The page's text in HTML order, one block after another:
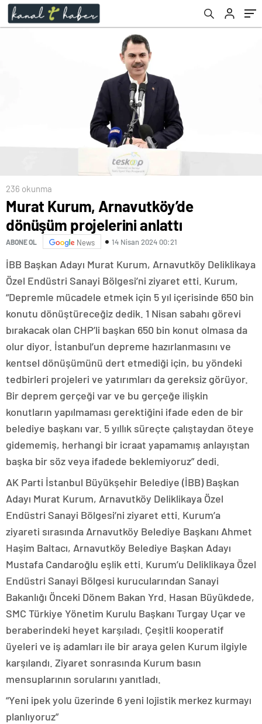
236 okunma
Murat Kurum, Arnavutköy’de
dönüşüm projelerini anlattı
ABONE OL News 14 Nisan 2024 00:21
İBB Başkan Adayı Murat Kurum, Arnavutköy Deliklikaya
Özel Endüstri Sanayi Bölgesi’ni ziyaret etti. Kurum,
“Depremle mücadele etmek için 5 yıl içerisinde 650 bin
konutu dönüştüreceğiz dedik. 1 Nisan sabahı görevi
bırakacak olan CHP’li başkan 650 bin konut olmasa da
olur diyor. İstanbul’un depreme hazırlanmasını ve
kentsel dönüşümünü dert etmediği için, bu yöndeki
tedbirleri projeleri ve yatırımları da gereksiz görüyor.
Bir deprem gerçeği var ve bu gerçeğe ilişkin
konutların yapılmaması gerektiğini ifade eden de bir
belediye başkanı var. 5 yıllık süreçte çalıştaydan öteye
gidememiş, herhangi bir icraat yapamamış anlayıştan
başka bir söz veya ifadede beklemiyoruz” dedi.
AK Parti İstanbul Büyükşehir Belediye (İBB) Başkan
Adayı Murat Kurum, Arnavutköy Deliklikaya Özel
Endüstri Sanayi Bölgesi’ni ziyaret etti. Kurum’a
ziyareti sırasında Arnavutköy Belediye Başkanı Ahmet
Haşim Baltacı, Arnavutköy Belediye Başkan Adayı
Mustafa Candaroğlu eşlik etti. Kurum’u Deliklikaya Özel
Endüstri Sanayi Bölgesi kurucularından Sanayi
Bakanlığı Önceki Dönem Bakan Yrd. Hasan Büyükdede,
SMC Türkiye Yönetim Kurulu Başkanı Turgay Uçar ve
beraberindeki heyet karşıladı. Çeşitli kooperatif
üyeleri ve iş adamları ile bir araya gelen Kurum ilgiyle
karşılandı. Ziyaret sonrasında Kurum basın
mensuplarının sorularını yanıtladı.
“Yeni ipek yolu üzerinde 6 yeni lojistik merkez kurmayı
planlıyoruz”